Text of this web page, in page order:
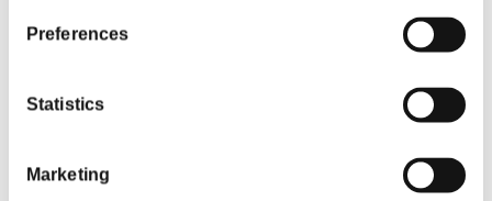
Preferences
Statistics
Marketing